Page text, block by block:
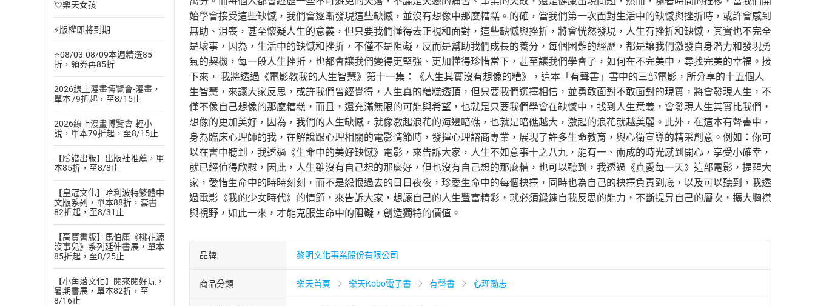
💘樂天女孩
⚡版權即將到期
⭐08/03-08/09本週精選85
折，領券再85折
2026線上漫畫博覽會-漫畫，
單本79折起，至8/15止
2026線上漫畫博覽會-輕小
說，單本79折起，至8/15止
【臉譜出版】出版社推薦，單
本85折，至8/8止
【皇冠文化】哈利波特繁體中
文版系列，單本88折，套書
82折起，至8/31止
【高寶書版】馬伯庸《桃花源
沒事兒》系列延伸書展，單本
85折起，至8/25止
【小角落文化】閱來閱好玩，
暑期書展，單本82折，至
8/16止
始學會接受這些缺憾，我們會逐漸發現這些缺憾，並沒有想像中那麼糟糕。的確，當我們第一次面對生活中的缺憾與挫折時，或許會感到
無助、沮喪，甚至懷疑人生的意義，但只要我們懂得去正視和面對，這些缺憾與挫折，將會恍然發現，人生有挫折和缺憾，其實也不完全
是壞事，因為，生活中的缺憾和挫折，不僅不是阻礙，反而是幫助我們成長的養分，每個困難的經歷，都是讓我們激發自身潛力和發現勇
氣的契機，每一段人生挫折，也都會讓我們變得更堅強、更加懂得珍惜當下，甚至讓我們學會了，如何在不完美中，尋找完美的幸福。接
下來， 我將透過《電影教我的人生智慧》第十一集：《人生其實沒有想像的糟》，這本「有聲書」書中的三部電影，所分享的十五個人
生智慧，來讓大家反思，或許我們曾經覺得，人生真的糟糕透頂，但只要我們選擇相信，並勇敢面對不敢面對的現實，將會發現人生，不
僅不像自己想像的那麼糟糕，而且，還充滿無限的可能與希望，也就是只要我們學會在缺憾中，找到人生意義，會發現人生其實比我們，
想像的更加美好，因為，我們的人生缺憾，就像激起浪花的海邊暗礁，也就是暗礁越大，激起的浪花就越美麗。此外，在這本有聲書中，
身為臨床心理師的我，在解說跟心理相關的電影情節時，發揮心理諮商專業，展現了許多生命教育，與心衛宣導的精采創意。例如：你可
以在書中聽到，我透過《生命中的美好缺憾》電影，來告訴大家，人生不如意事十之八九，能有一、兩成的時光感到開心，享受小確幸，
就已經值得欣慰，因此，人生雖沒有自己想的那麼好，但也沒有自己想的那麼糟，也可以聽到，我透過《真愛每一天》這部電影，提醒大
家，愛惜生命中的時時刻刻，而不是怨恨過去的日日夜夜，珍愛生命中的每個抉擇，同時也為自己的抉擇負責到底，以及可以聽到，我透
過電影《我的少女時代》的情節，來告訴大家，想讓自己的人生豐富精彩，就必須鍛鍊自我反思的能力，不斷提昇自己的層次，擴大胸襟
與視野，如此一來，才能克服生命中的阻礙，創造獨特的價值。
品牌 黎明文化事業股份有限公司
商品分類 樂天首頁 樂天Kobo電子書 有聲書 心理勵志